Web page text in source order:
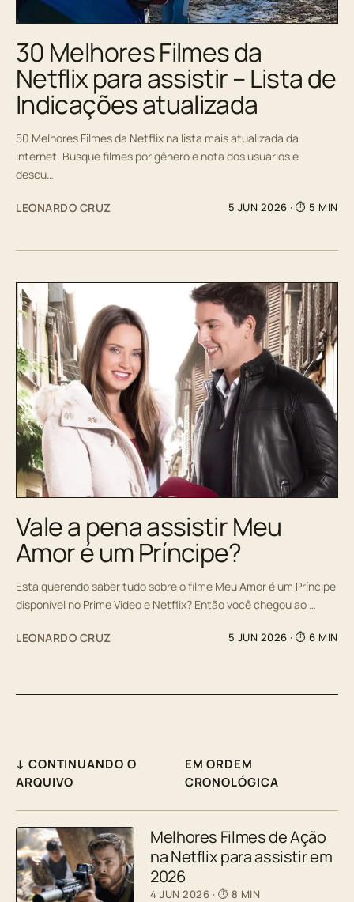
30 Melhores Filmes da
Netflix para assistir – Lista de
Indicações atualizada
50 Melhores Filmes da Netflix na lista mais atualizada da
internet. Busque filmes por gênero e nota dos usuários e
descu…
LEONARDO CRUZ 5 JUN 2026 · ⏱ 5 MIN
Vale a pena assistir Meu
Amor é um Príncipe?
Está querendo saber tudo sobre o filme Meu Amor é um Príncipe
disponível no Prime Video e Netflix? Então você chegou ao …
LEONARDO CRUZ 5 JUN 2026 · ⏱ 6 MIN
↓ CONTINUANDO O
ARQUIVO
EM ORDEM
CRONOLÓGICA
Melhores Filmes de Ação
na Netflix para assistir em
2026
4 JUN 2026 · ⏱ 8 MIN